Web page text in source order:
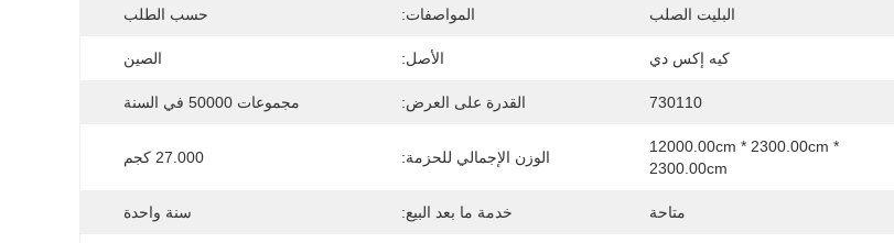
البليت الصلب المواصفات: حسب الطلب
كيه إكس دي الأصل: الصين
730110 القدرة على العرض: مجموعات 50000 في السنة
12000.00cm * 2300.00cm *
2300.00cm
الوزن الإجمالي للحزمة: 27.000 كجم
متاحة خدمة ما بعد البيع: سنة واحدة